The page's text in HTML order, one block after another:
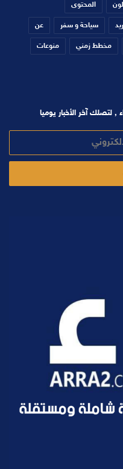
المحتوى
سياحة و سفر عن
مخطط زمني منوعات
, لتصلك آخر الأخبار يوميا